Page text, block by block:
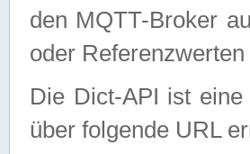
den MQTT-Broker
oder
Die Dict-API ist
über folgende URL